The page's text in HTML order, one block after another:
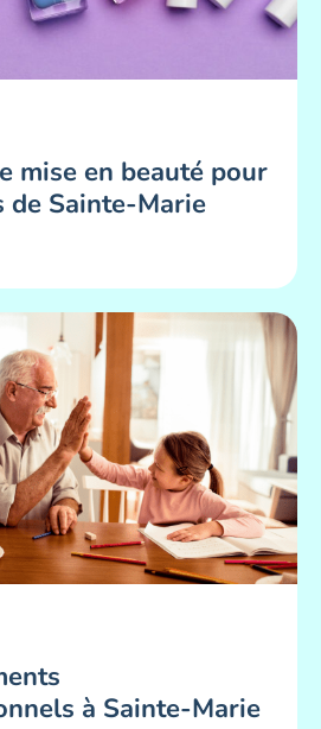
mise en beauté pour
Sainte-Marie
à Sainte-Marie